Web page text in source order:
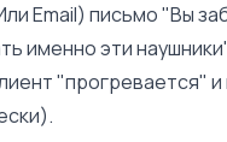
Email) письмо "Вы
именно эти
"прогревается" и